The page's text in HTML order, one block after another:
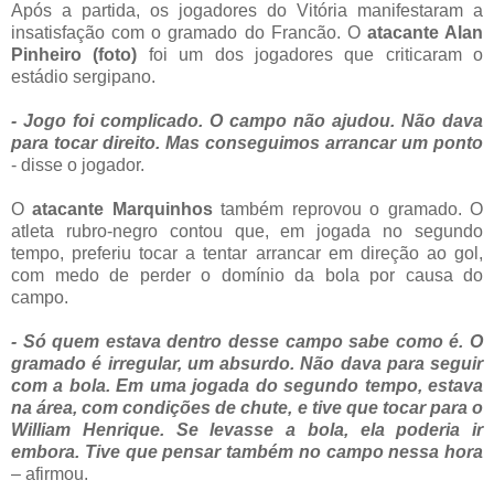
Após a partida, os jogadores do Vitória manifestaram a
insatisfação com o gramado do Francão. O atacante Alan
Pinheiro
(foto) foi um dos jogadores que criticaram o
estádio sergipano.
- Jogo foi complicado. O campo não ajudou. Não dava
para tocar direito. Mas conseguimos arrancar um ponto
- disse o jogador.
Oatacante Marquinhostambém reprovou o gramado. O
atleta rubro-negro contou que, em jogada no segundo
tempo, preferiu tocar a tentar arrancar em direção ao gol,
com medo de perder o domínio da bola por causa do
campo.
- Só quem estava dentro desse campo sabe como é. O
gramado é irregular, um absurdo. Não dava para seguir
com a bola. Em uma jogada do segundo tempo, estava
na área, com condições de chute, e tive que tocar para o
William Henrique. Se levasse a bola, ela poderia ir
embora. Tive que pensar também no campo nessa hora
– afirmou.